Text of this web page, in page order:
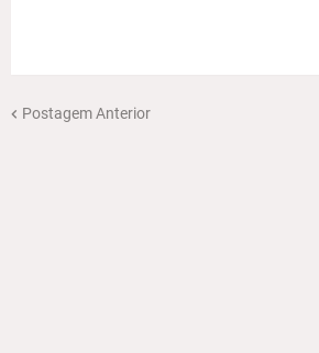
Postagem Anterior